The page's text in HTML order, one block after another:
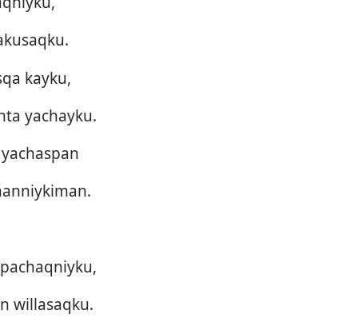
kayku,
yachayku.
willasaqku.